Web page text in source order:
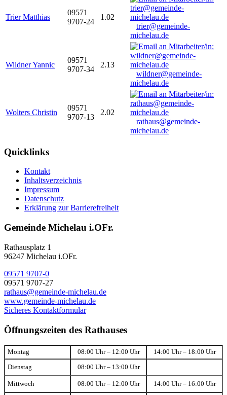
Trier Matthias
09571
9707-24
1.02
trier@gemeinde-
michelau.de
Wildner Yannic
09571
9707-34
2.13
wildner@gemeinde-
michelau.de
Wolters Christin
09571
9707-13
2.02
rathaus@gemeinde-
michelau.de
Quicklinks
Kontakt
Inhaltsverzeichnis
Impressum
Datenschutz
Erklärung zur Barrierefreiheit
Gemeinde Michelau i.OFr.
Rathausplatz 1
96247 Michelau i.OFr.
09571 9707-0
09571 9707-27
rathaus@gemeinde-michelau.de
www.gemeinde-michelau.de
Sicheres Kontaktformular
Öffnungszeiten des Rathauses
Montag 08:00 Uhr – 12:00 Uhr 14:00 Uhr – 18:00 Uhr
Dienstag 08:00 Uhr – 13:00 Uhr
Mittwoch 08:00 Uhr – 12:00 Uhr 14:00 Uhr – 16:00 Uhr